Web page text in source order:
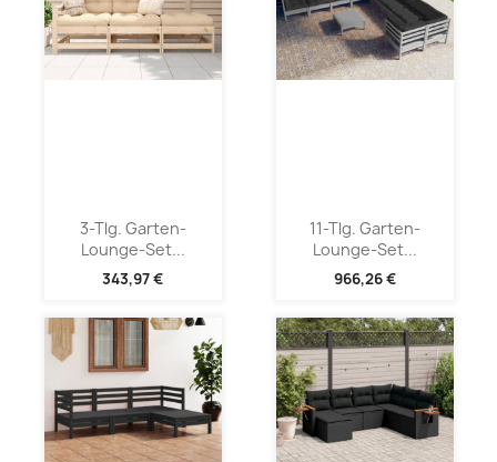
3-Tlg. Garten-
Lounge-Set...
343,97 €
11-Tlg. Garten-
Lounge-Set...
966,26 €